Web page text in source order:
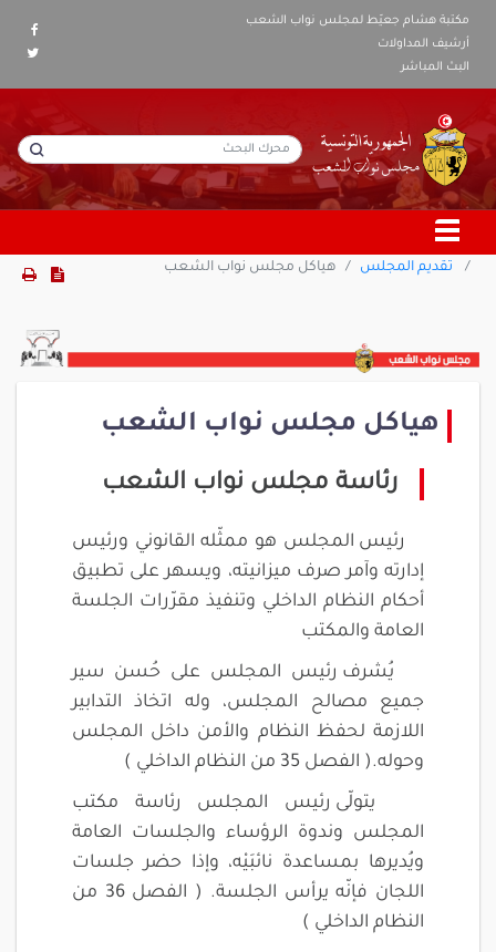
مكتبة هشام جعيّط لمجلس نواب الشعب
أرشيف المداولات
البث المباشر
تقديم المجلس هياكل مجلس نواب الشعب
هياكل مجلس نواب الشعب
رئاسة مجلس نواب الشعب
رئيس المجلس هو ممثّله القانوني ورئيس
إدارته وآمر صرف ميزانيته، ويسهر على تطبيق
أحكام النظام الداخلي وتنفيذ مقرّرات الجلسة
العامة والمكتب
يُشرف رئيس المجلس على حُسن سير
جميع مصالح المجلس، وله اتخاذ التدابير
اللازمة لحفظ النظام والأمن داخل المجلس
وحوله.( الفصل 35 من النظام الداخلي )
يتولّى رئيس المجلس رئاسة مكتب
المجلس وندوة الرؤساء والجلسات العامة
ويُديرها بمساعدة نائبَيْه، وإذا حضر جلسات
اللجان فإنّه يرأس الجلسة. ( الفصل 36 من
النظام الداخلي )